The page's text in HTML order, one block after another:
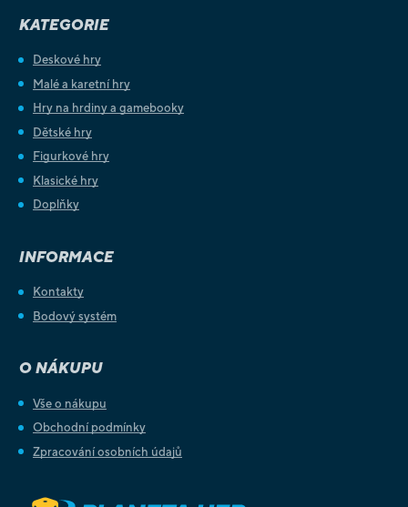
KATEGORIE
Deskové hry
Malé a karetní hry
Hry na hrdiny a gamebooky
Dětské hry
Figurkové hry
Klasické hry
Doplňky
INFORMACE
Kontakty
Bodový systém
O NÁKUPU
Vše o nákupu
Obchodní podmínky
Zpracování osobních údajů